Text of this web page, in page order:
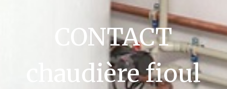
CONTACT
chaudière fioul